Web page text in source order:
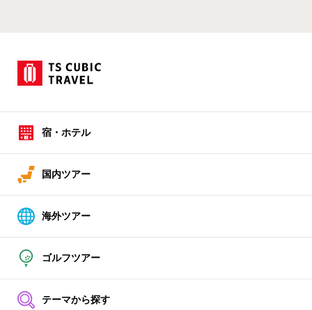
宿・ホテル
国内ツアー
海外ツアー
ゴルフツアー
テーマから探す